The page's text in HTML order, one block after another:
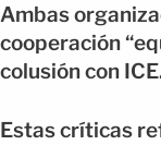
Ambas
cooperación
colusión con
Estas críticas